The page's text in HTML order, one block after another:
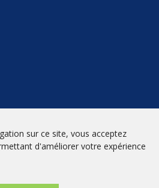
sur ce site, vous acceptez
d'améliorer votre expérience